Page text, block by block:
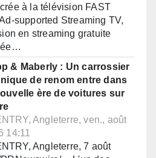
à la télévision FAST
supported Streaming TV,
en streaming gratuite
& Maberly : Un carrossier
de renom entre dans
ère de voitures sur
Angleterre, ven., août
14:11
Angleterre, 7 août